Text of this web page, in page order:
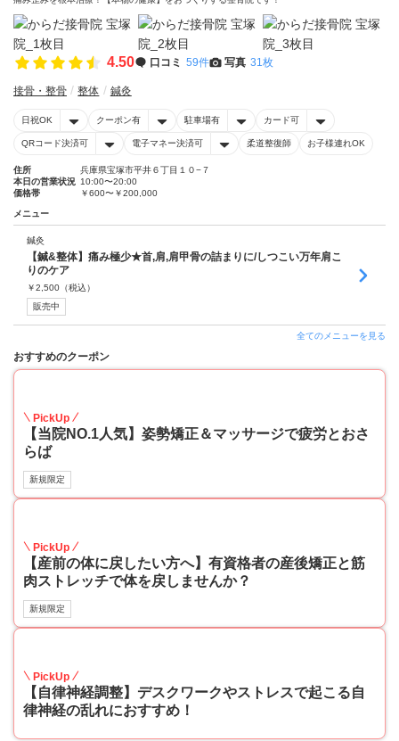
4.50 口コミ 59件 写真 31枚
接骨・整骨 整体 鍼灸
日祝OK クーポン有 駐車場有 カード可
QRコード決済可 電子マネー決済可 柔道整復師 お子様連れOK
住所
兵庫県宝塚市平井６丁目１０−７
本日の営業状況 10:00〜20:00
価格帯
￥600〜￥200,000
メニュー
鍼灸
【鍼&整体】痛み極少★首,肩,肩甲骨の詰まりに/しつこい万年肩こ
りのケア
￥2,500 （税込）
販売中
全てのメニューを見る
おすすめのクーポン
PickUp
【当院NO.1人気】姿勢矯正＆マッサージで疲労とおさ
らば
新規限定
PickUp
【産前の体に戻したい方へ】有資格者の産後矯正と筋
肉ストレッチで体を戻しませんか？
新規限定
PickUp
【自律神経調整】デスクワークやストレスで起こる自
律神経の乱れにおすすめ！